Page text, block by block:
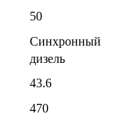
50
Синхронный
дизель
43.6
470